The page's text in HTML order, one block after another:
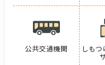
公共交通機関
しも